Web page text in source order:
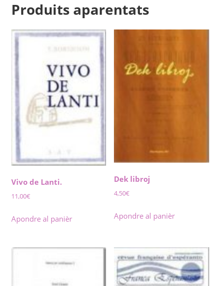
Produits aparentats
Vivo de Lanti.
11,00€
Apondre al panièr
Dek libroj
4,50€
Apondre al panièr